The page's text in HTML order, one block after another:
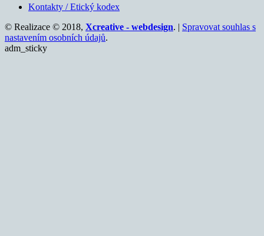
Kontakty / Etický kodex
© Realizace © 2018, Xcreative - webdesign. | Spravovat souhlas s
nastavením osobních údajů.
adm_sticky